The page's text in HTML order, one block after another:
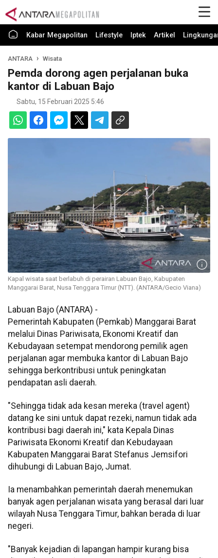
Kabar Megapolitan Lifestyle Iptek Artikel
ANTARA Wisata
Pemda dorong agen perjalanan buka
kantor di Labuan Bajo
Sabtu, 15 Februari 2025 5:46
Kapal wisata saat berlabuh di perairan Labuan Bajo, Kabupaten
Manggarai Barat, Nusa Tenggara Timur (NTT). (ANTARA/Gecio Viana)
Labuan Bajo (ANTARA) -
Pemerintah Kabupaten (Pemkab) Manggarai Barat
melalui Dinas Pariwisata, Ekonomi Kreatif dan
Kebudayaan setempat mendorong pemilik agen
perjalanan agar membuka kantor di Labuan Bajo
sehingga berkontribusi untuk peningkatan
pendapatan asli daerah.
"Sehingga tidak ada kesan mereka (travel agent)
datang ke sini untuk dapat rezeki, namun tidak ada
kontribusi bagi daerah ini," kata Kepala Dinas
Pariwisata Ekonomi Kreatif dan Kebudayaan
Kabupaten Manggarai Barat Stefanus Jemsifori
dihubungi di Labuan Bajo, Jumat.
Ia menambahkan pemerintah daerah menemukan
banyak agen perjalanan wisata yang berasal dari luar
wilayah Nusa Tenggara Timur, bahkan berada di luar
negeri.
"Banyak kejadian di lapangan hampir kurang bisa